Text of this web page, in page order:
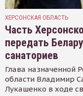
ХЕРСОНСКАЯ ОБЛАСТЬ
Часть
передать
санаториев
Глава назначенной
области Владимир
Лукашенко в ходе